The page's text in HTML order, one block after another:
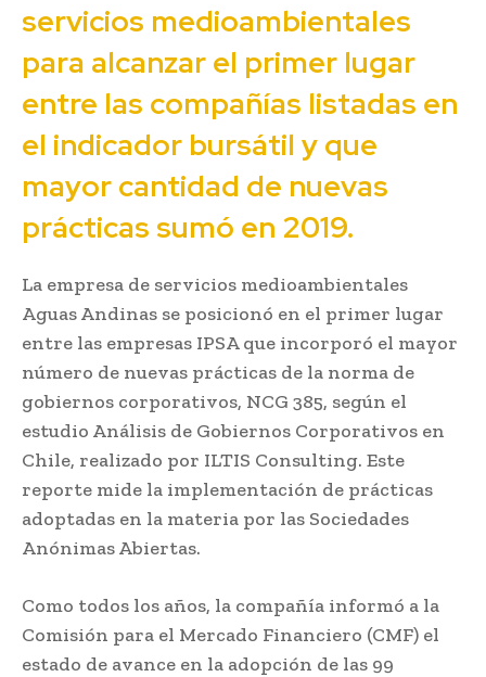
servicios medioambientales
para alcanzar el primer lugar
entre las compañías listadas en
el indicador bursátil y que
mayor cantidad de nuevas
prácticas sumó en 2019.
La empresa de servicios medioambientales
Aguas Andinas se posicionó en el primer lugar
entre las empresas IPSA que incorporó el mayor
número de nuevas prácticas de la norma de
gobiernos corporativos, NCG 385, según el
estudio Análisis de Gobiernos Corporativos en
Chile, realizado por ILTIS Consulting. Este
reporte mide la implementación de prácticas
adoptadas en la materia por las Sociedades
Anónimas Abiertas.
Como todos los años, la compañía informó a la
Comisión para el Mercado Financiero (CMF) el
estado de avance en la adopción de las 99